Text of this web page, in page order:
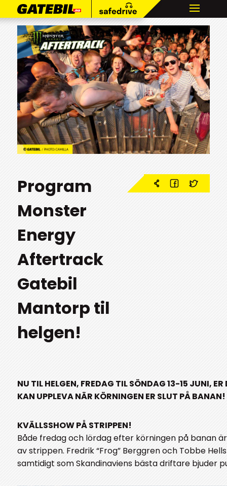
Program
Monster
Energy
Aftertrack
Gatebil
Mantorp til
helgen!
NU TIL HELGEN, FREDAG TIL SÖNDAG 13-15 JUNI,
KAN UPPLEVA NÄR KÖRNINGEN ER SLUT PÅ BANAN!
KVÄLLSSHOW PÅ STRIPPEN!
Både fredag och lördag efter körningen på banan
av strippen. Fredrik “Frog” Berggren och Tobbe
samtidigt som Skandinaviens bästa driftare bjuder